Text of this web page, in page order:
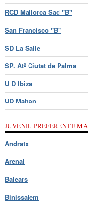
RCD Mallorca Sad "B"
San Francisco "B"
SD La Salle
SP. Atº Ciutat de Palma
U D Ibiza
UD Mahon
JUVENIL PREFERENTE
Andratx
Arenal
Balears
Binissalem